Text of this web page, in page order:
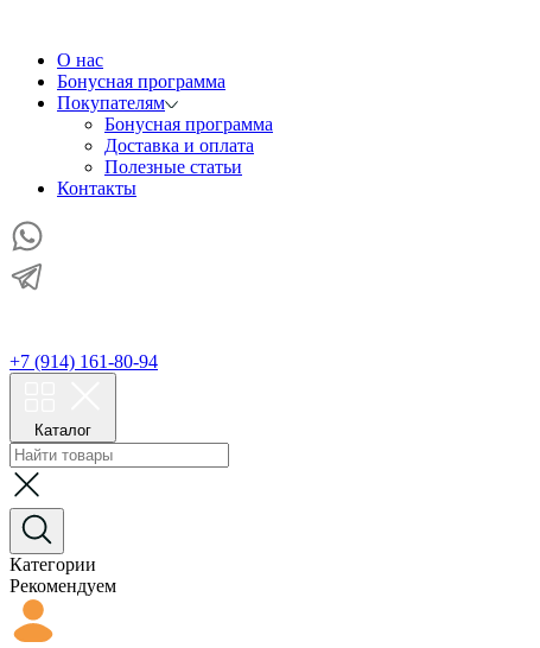
О нас
Бонусная программа
Покупателям
Бонусная программа
Доставка и оплата
Полезные статьи
Контакты
+7 (914) 161-80-94
Каталог
Категории
Рекомендуем